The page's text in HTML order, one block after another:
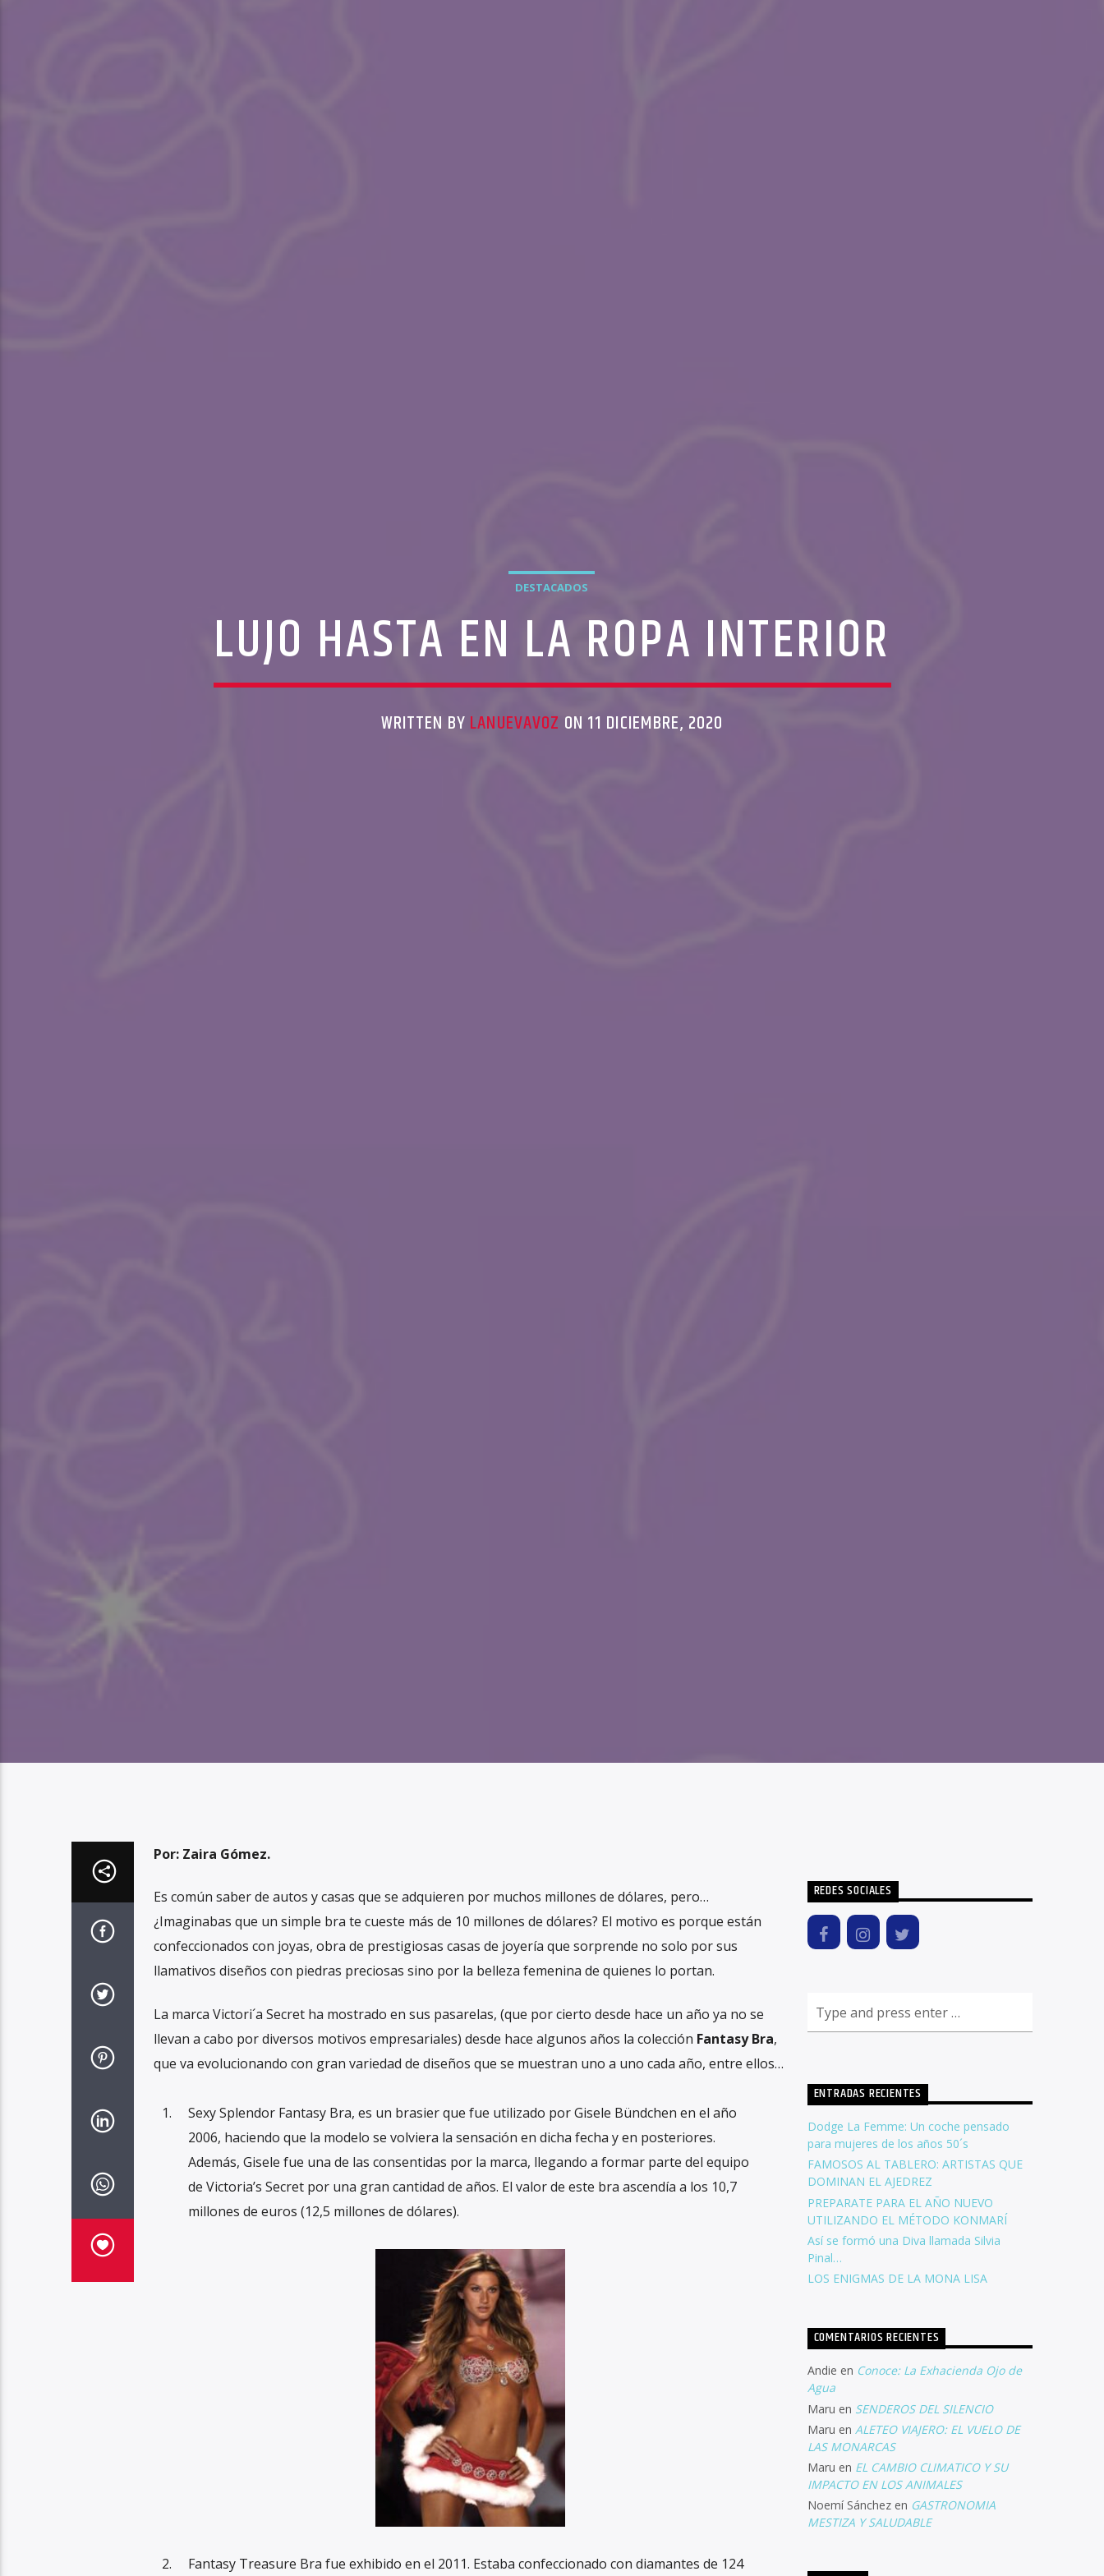
DESTACADOS
LUJO HASTA EN LA ROPA INTERIOR
WRITTEN BY LANUEVAVOZ ON 11 DICIEMBRE, 2020
Por: Zaira Gómez.
Es común saber de autos y casas que se adquieren por muchos millones de dólares, pero…
¿Imaginabas que un simple bra te cueste más de 10 millones de dólares? El motivo es porque están
confeccionados con joyas, obra de prestigiosas casas de joyería que sorprende no solo por sus
llamativos diseños con piedras preciosas sino por la belleza femenina de quienes lo portan.
La marca Victori´a Secret ha mostrado en sus pasarelas, (que por cierto desde hace un año ya no se
llevan a cabo por diversos motivos empresariales) desde hace algunos años la colección Fantasy Bra,
que va evolucionando con gran variedad de diseños que se muestran uno a uno cada año, entre ellos…
Sexy Splendor Fantasy Bra, es un brasier que fue utilizado por Gisele Bündchen en el año
2006, haciendo que la modelo se volviera la sensación en dicha fecha y en posteriores.
Además, Gisele fue una de las consentidas por la marca, llegando a formar parte del equipo
de Victoria’s Secret por una gran cantidad de años. El valor de este bra ascendía a los 10,7
millones de euros (12,5 millones de dólares).
Fantasy Treasure Bra fue exhibido en el 2011. Estaba confeccionado con diamantes de 124
REDES SOCIALES
ENTRADAS RECIENTES
Dodge La Femme: Un coche pensado
para mujeres de los años 50´s
FAMOSOS AL TABLERO: ARTISTAS QUE
DOMINAN EL AJEDREZ
PREPARATE PARA EL AÑO NUEVO
UTILIZANDO EL MÉTODO KONMARÍ
Así se formó una Diva llamada Silvia
Pinal…
LOS ENIGMAS DE LA MONA LISA
COMENTARIOS RECIENTES
Andie en Conoce: La Exhacienda Ojo de
Agua
Maru en SENDEROS DEL SILENCIO
Maru en ALETEO VIAJERO: EL VUELO DE
LAS MONARCAS
Maru en EL CAMBIO CLIMATICO Y SU
IMPACTO EN LOS ANIMALES
Noemí Sánchezen GASTRONOMIA
MESTIZA Y SALUDABLE